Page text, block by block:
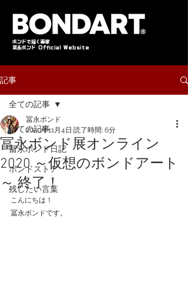
​ボンドで描く画家
冨永ボンド Official Website
記事
全ての記事
冨永ボンド日記
ボンドストア
残したい言葉
全ての記事
冨永ボンド展オンライン
2020 ～仮想のボンドアート
～ 終了！
冨永ボンド
2020年11月4日 読了時間: 6分
こんにちは！
冨永ボンドです。